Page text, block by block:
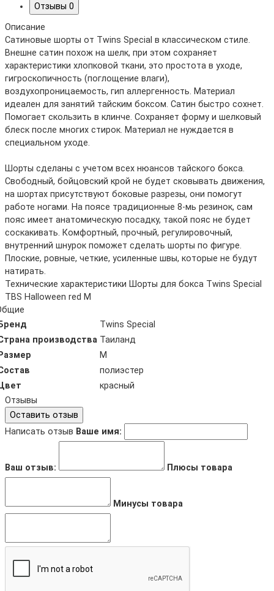
Отзывы 0
Описание
Сатиновые шорты от Twins Special в классическом стиле.
Внешне сатин похож на шелк, при этом сохраняет
характеристики хлопковой ткани, это простота в уходе,
гигроскопичность (поглощение влаги),
воздухопроницаемость, гип аллергенность. Материал
идеален для занятий тайским боксом. Сатин быстро сохнет.
Помогает скользить в клинче. Сохраняет форму и шелковый
блеск после многих стирок. Материал не нуждается в
специальном уходе.
Шорты сделаны с учетом всех нюансов тайского бокса.
Свободный, бойцовский крой не будет сковывать движения,
на шортах присутствуют боковые разрезы, они помогут
работе ногами. На поясе традиционные 8-мь резинок, сам
пояс имеет анатомическую посадку, такой пояс не будет
соскакивать. Комфортный, прочный, регулировочный,
внутренний шнурок поможет сделать шорты по фигуре.
Плоские, ровные, четкие, усиленные швы, которые не будут
натирать.
Технические характеристики Шорты для бокса Twins Special
TBS Halloween red M
Twins Special
производства Таиланд
M
полиэстер
красный
Отзывы
Оставить отзыв
Написать отзыв Ваше имя:
Ваш отзыв: Плюсы товара
Минусы товара